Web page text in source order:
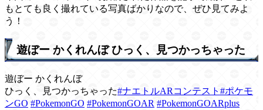
もとても良く撮れている写真ばかりなので、ぜひ見てみよ
う！
遊ぼー かくれんぼ ひっく、見つかっちゃった
遊ぼー かくれんぼ
ひっく、見つかっちゃった#ナエトルARコンテスト #ポケモ
ンGO #PokemonGO #PokemonGOAR #PokemonGOARplus